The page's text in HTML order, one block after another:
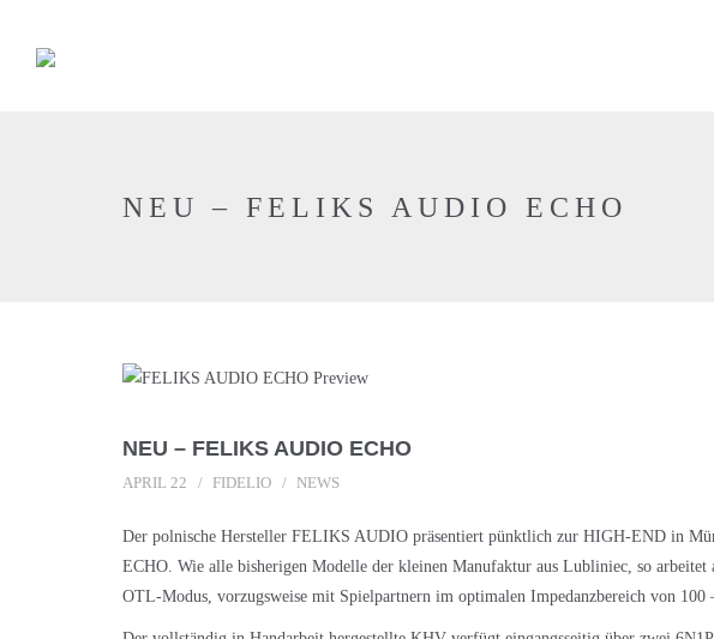
NEU – FELIKS AUDIO ECHO
NEU – FELIKS AUDIO ECHO
APRIL 22 FIDELIO NEWS
Der polnische Hersteller FELIKS AUDIO präsentiert pünktlich zur HIGH-END in
ECHO. Wie alle bisherigen Modelle der kleinen Manufaktur aus Lubliniec, so arbeitet
OTL-Modus, vorzugsweise mit Spielpartnern im optimalen Impedanzbereich von 100